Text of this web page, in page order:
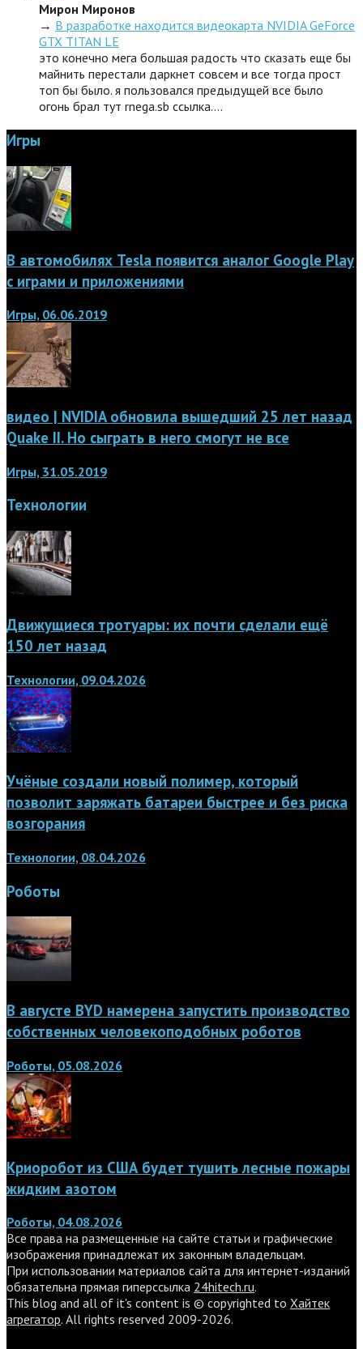
Мирон Миронов
→ В разработке находится видеокарта NVIDIA GeForce
GTX TITAN LE
это конечно мега большая радость что сказать еще бы
майнить перестали даркнет совсем и все тогда прост
топ бы было. я пользовался предыдущей все было
огонь брал тут rnega.sb ссылка.…
Игры
В автомобилях Tesla появится аналог Google Play
с играми и приложениями
Игры, 06.06.2019
видео | NVIDIA обновила вышедший 25 лет назад
Quake II. Но сыграть в него смогут не все
Игры, 31.05.2019
Технологии
Движущиеся тротуары: их почти сделали ещё
150 лет назад
Технологии, 09.04.2026
Учёные создали новый полимер, который
позволит заряжать батареи быстрее и без риска
возгорания
Технологии, 08.04.2026
Роботы
В августе BYD намерена запустить производство
собственных человекоподобных роботов
Роботы, 05.08.2026
Криоробот из США будет тушить лесные пожары
жидким азотом
Роботы, 04.08.2026
Все права на размещенные на сайте статьи и графические
изображения принадлежат их законным владельцам.
При использовании материалов сайта для интернет-изданий
обязательна прямая гиперссылка 24hitech.ru.
This blog and all of it's content is © copyrighted to Хайтек
агрегатор. All rights reserved 2009-2026.